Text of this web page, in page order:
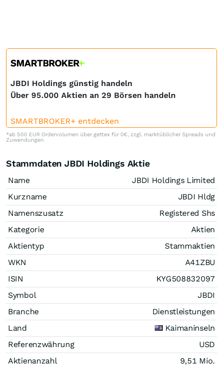
JBDI Holdings günstig handeln
Über 95.000 Aktien an 29 Börsen handeln
SMARTBROKER+ entdecken
*ab 500 EUR Ordervolumen über gettex für 0€, zzgl. marktüblicher Spreads und
Zuwendungen
Stammdaten JBDI Holdings Aktie
Name
JBDI Holdings Limited
Kurzname
JBDI Hldg
Namenszusatz
Registered Shs
Kategorie
Aktien
Aktientyp
Stammaktien
WKN
A41ZBU
ISIN
KYG508832097
Symbol
JBDI
Branche
Dienstleistungen
Land
Kaimaninseln
Referenzwährung
USD
Aktienanzahl
9,51 Mio.